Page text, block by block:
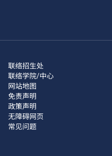
联络招生处
联络学院/中心
网站地图
免责声明
政策声明
无障碍网页
常见问题